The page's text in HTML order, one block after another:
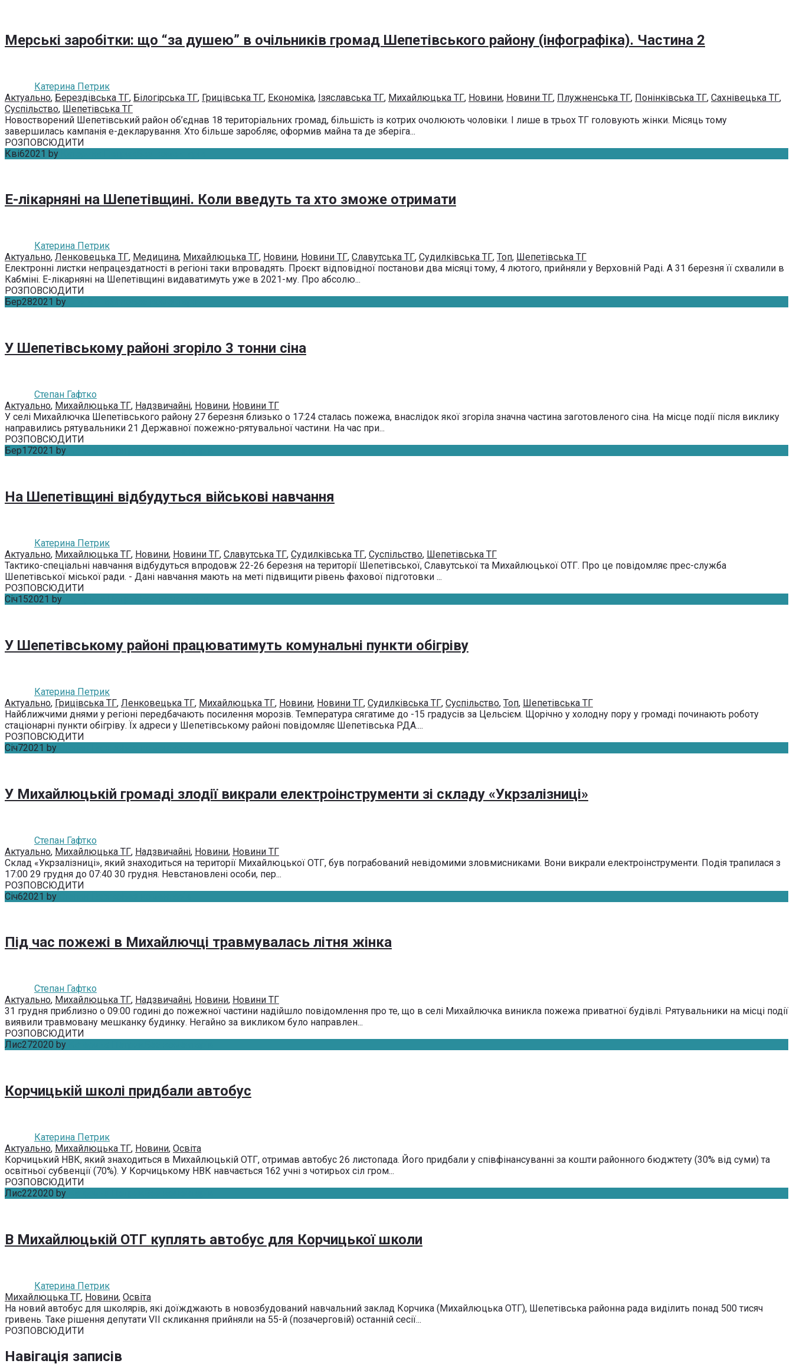
Мерські заробітки: що “за душею” в очільників громад Шепетівського району (інфографіка). Частина 2
Катерина Петрик
Актуально, Берездівська ТГ, Білогірська ТГ, Грицівська ТГ, Економіка, Ізяславська ТГ, Михайлюцька ТГ, Новини, Новини ТГ, Плужненська ТГ, Понінківська ТГ, Сахнівецька ТГ,
Суспільство, Шепетівська ТГ
Новостворений Шепетівський район об’єднав 18 територіальних громад, більшість із котрих очолюють чоловіки. І лише в трьох ТГ головують жінки. Місяць тому
завершилась кампанія е-декларування. Хто більше заробляє, оформив майна та де зберіга...
РОЗПОВСЮДИТИ
Кві62021 by
Е-лікарняні на Шепетівщині. Коли введуть та хто зможе отримати
Катерина Петрик
Актуально, Ленковецька ТГ, Медицина, Михайлюцька ТГ, Новини, Новини ТГ, Славутська ТГ, Судилківська ТГ, Топ, Шепетівська ТГ
Електронні листки непрацездатності в регіоні таки впровадять. Проєкт відповідної постанови два місяці тому, 4 лютого, прийняли у Верховній Раді. А 31 березня її схвалили в
Кабміні. Е-лікарняні на Шепетівщині видаватимуть уже в 2021-му. Про абсолю...
РОЗПОВСЮДИТИ
Бер282021 by
У Шепетівському районі згоріло 3 тонни сіна
Степан Гафтко
Актуально, Михайлюцька ТГ, Надзвичайні, Новини, Новини ТГ
У селі Михайлючка Шепетівського району 27 березня близько о 17:24 сталась пожежа, внаслідок якої згоріла значна частина заготовленого сіна. На місце події після виклику
направились рятувальники 21 Державної пожежно-рятувальної частини. На час при...
РОЗПОВСЮДИТИ
Бер172021 by
На Шепетівщині відбудуться військові навчання
Катерина Петрик
Актуально, Михайлюцька ТГ, Новини, Новини ТГ, Славутська ТГ, Судилківська ТГ, Суспільство, Шепетівська ТГ
Тактико-спеціальні навчання відбудуться впродовж 22-26 березня на території Шепетівської, Славутської та Михайлюцької ОТГ. Про це повідомляє прес-служба
Шепетівської міської ради. - Дані навчання мають на меті підвищити рівень фахової підготовки ...
РОЗПОВСЮДИТИ
Січ152021 by
У Шепетівському районі працюватимуть комунальні пункти обігріву
Катерина Петрик
Актуально, Грицівська ТГ, Ленковецька ТГ, Михайлюцька ТГ, Новини, Новини ТГ, Судилківська ТГ, Суспільство, Топ, Шепетівська ТГ
Найближчими днями у регіоні передбачають посилення морозів. Температура сягатиме до -15 градусів за Цельсієм. Щорічно у холодну пору у громаді починають роботу
стаціонарні пункти обігріву. Їх адреси у Шепетівському районі повідомляє Шепетівська РДА....
РОЗПОВСЮДИТИ
Січ72021 by
У Михайлюцькій громаді злодії викрали електроінструменти зі складу «Укрзалізниці»
Степан Гафтко
Актуально, Михайлюцька ТГ, Надзвичайні, Новини, Новини ТГ
Склад «Укрзалізниці», який знаходиться на території Михайлюцької ОТГ, був пограбований невідомими зловмисниками. Вони викрали електроінструменти. По­дія тра­пи­ла­ся з
17:00 29 груд­ня до 07:40 30 груд­ня. Нев­ста­нов­ле­ні осо­би, пе­р...
РОЗПОВСЮДИТИ
Січ62021 by
Під час пожежі в Михайлючці травмувалась літня жінка
Степан Гафтко
Актуально, Михайлюцька ТГ, Надзвичайні, Новини, Новини ТГ
31 грудня приблизно о 09:00 годині до пожежної частини надійшло повідомлення про те, що в селі Михайлючка виникла пожежа приватної будівлі. Рятувальники на місці події
виявили травмовану мешканку будинку. Не­гай­но за вик­ли­ком бу­ло нап­равле­н...
РОЗПОВСЮДИТИ
Лис272020 by
Корчицькій школі придбали автобус
Катерина Петрик
Актуально, Михайлюцька ТГ, Новини, Освіта
Корчицький НВК, який знаходиться в Михайлюцькій ОТГ, отримав автобус 26 листопада. Його придбали у співфінансуванні за кошти районного бюджтету (30% від суми) та
освітньої субвенції (70%). У Корчицькому НВК навчається 162 учні з чотирьох сіл гром...
РОЗПОВСЮДИТИ
Лис222020 by
В Михайлюцькій ОТГ куплять автобус для Корчицької школи
Катерина Петрик
Михайлюцька ТГ, Новини, Освіта
На новий автобус для школярів, які доїжджають в новозбудований навчальний заклад Корчика (Михайлюцька ОТГ), Шепетівська районна рада виділить понад 500 тисяч
гривень. Таке рішення депутати VII скликання прийняли на 55-й (позачерговій) останній сесії...
РОЗПОВСЮДИТИ
Навігація записів